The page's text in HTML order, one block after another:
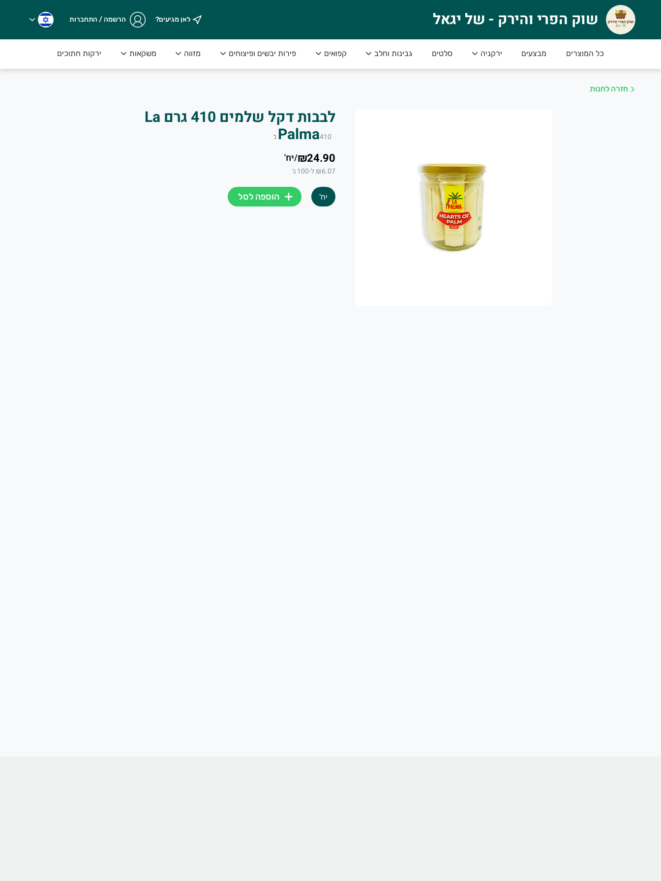
שוק הפרי והירק - של יגאל
רק אצלנו תמצאו סחורה פרימיום – הכי טרי, הכי איכותי והכי טעים!
*************************************************
סחורה טרייה מדי יום – הכל ברמה הגבוהה ביותר.
משלוח מהיר עד הבית – כדי שתהיו רגועים ומסודרים.
שוק הפרי והירק - של יגאל לאן מגיעים? הרשמה / התחברות
כל המוצרים מבצעים ירקניה סלטים גבינות וחלב קפואים פירות יבשים ופיצוחים מזווה משקאות ירקות חתוכים
חזרה לחנות
לבבות דקל שלמים 410 גרם La
Palma410 ג׳
₪24.90
/יח'
₪6.07 ל-100 ג׳
יח' הוספה לסל